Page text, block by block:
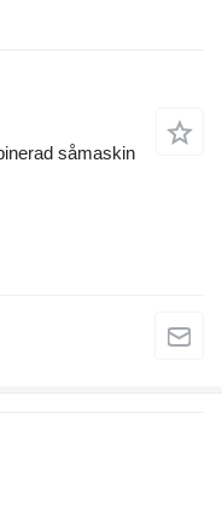
såmaskin